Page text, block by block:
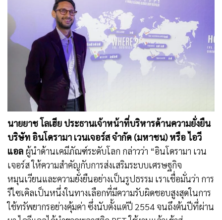
นายยาช โลเฮีย ประธานเจ้าหน้าที่บริหารด้านความยั่งยืน
บริษัท อินโดรามา เวนเจอร์ส จำกัด (มหาชน) หรือ ไอวี
แอล ผู้นำด้านเคมีภัณฑ์ระดับโลก กล่าวว่า “อินโดรามา เวน
เจอร์ส ให้ความสำคัญกับการส่งเสริมระบบเศรษฐกิจ
หมุนเวียนและความยั่งยืนอย่างเป็นรูปธรรม เราเชื่อมั่นว่า การ
รีไซเคิลเป็นหนึ่งในทางเลือกที่มีความรับผิดชอบสูงสุดในการ
ใช้ทรัพยากรอย่างคุ้มค่า ซึ่งนับตั้งแต่ปี 2554 จนถึงต้นปีที่ผ่าน